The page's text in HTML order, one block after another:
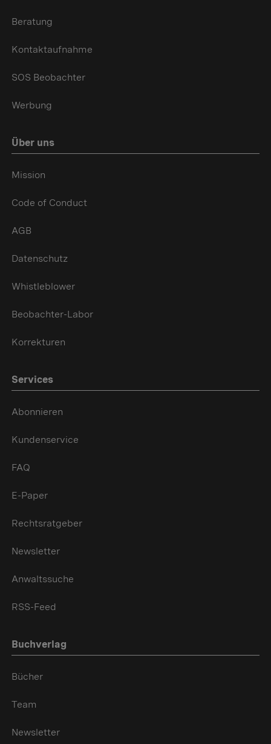
Beratung
Kontaktaufnahme
SOS Beobachter
Werbung
Über uns
Mission
Code of Conduct
AGB
Datenschutz
Whistleblower
Beobachter-Labor
Korrekturen
Services
Abonnieren
Kundenservice
FAQ
E-Paper
Rechtsratgeber
Newsletter
Anwaltssuche
RSS-Feed
Buchverlag
Bücher
Team
Newsletter